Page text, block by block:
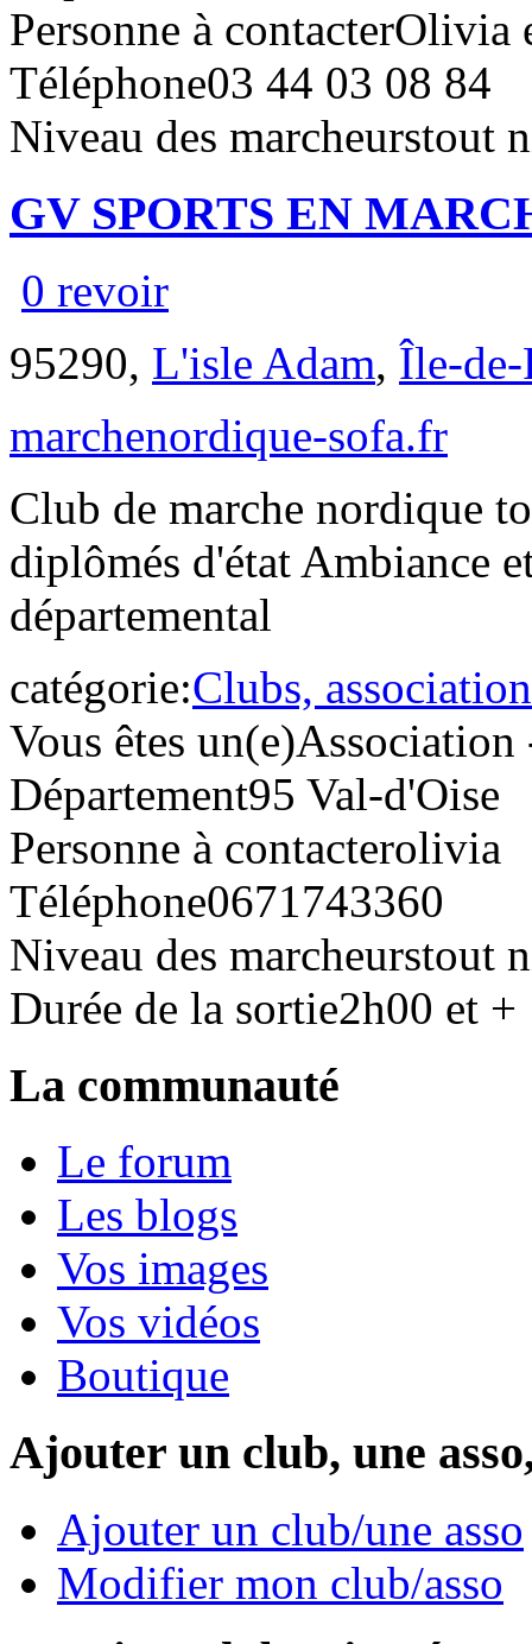
Personne à contacterOlivia
Téléphone03 44 03 08 84
Niveau des marcheurstout
GV SPORTS EN
0 revoir
95290, L'isle Adam, Île-de-
marchenordique-sofa.fr
Club de marche nordique
diplômés d'état Ambiance
départemental
catégorie:Clubs,
Vous êtes un(e)Association
Département95 Val-d'Oise
Personne à contacterolivia
Téléphone0671743360
Niveau des marcheurstout
Durée de la sortie2h00 et +
La communauté
Le forum
Les blogs
Vos images
Vos vidéos
Boutique
Ajouter un club, une
Ajouter un club/une asso
Modifier mon club/asso